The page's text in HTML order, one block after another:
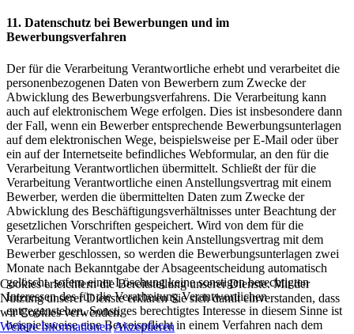
11. Datenschutz bei Bewerbungen und im
Bewerbungsverfahren
Der für die Verarbeitung Verantwortliche erhebt und verarbeitet die
personenbezogenen Daten von Bewerbern zum Zwecke der
Abwicklung des Bewerbungsverfahrens. Die Verarbeitung kann
auch auf elektronischem Wege erfolgen. Dies ist insbesondere dann
der Fall, wenn ein Bewerber entsprechende Bewerbungsunterlagen
auf dem elektronischen Wege, beispielsweise per E-Mail oder über
ein auf der Internetseite befindliches Webformular, an den für die
Verarbeitung Verantwortlichen übermittelt. Schließt der für die
Verarbeitung Verantwortliche einen Anstellungsvertrag mit einem
Bewerber, werden die übermittelten Daten zum Zwecke der
Abwicklung des Beschäftigungsverhältnisses unter Beachtung der
gesetzlichen Vorschriften gespeichert. Wird von dem für die
Verarbeitung Verantwortlichen kein Anstellungsvertrag mit dem
Bewerber geschlossen, so werden die Bewerbungsunterlagen zwei
Monate nach Bekanntgabe der Absageentscheidung automatisch
gelöscht, sofern einer Löschung keine sonstigen berechtigten
Interessen des für die Verarbeitung Verantwortlichen
entgegenstehen. Sonstiges berechtigtes Interesse in diesem Sinne ist
beispielsweise eine Beweispflicht in einem Verfahren nach dem
Cookies erleichtern die Bereitstellung unserer Dienste. Mit der
Nutzung unserer Dienste erklären Sie sich damit einverstanden, dass
wir Cookies verwenden.
Weitere InformationenAkzeptieren